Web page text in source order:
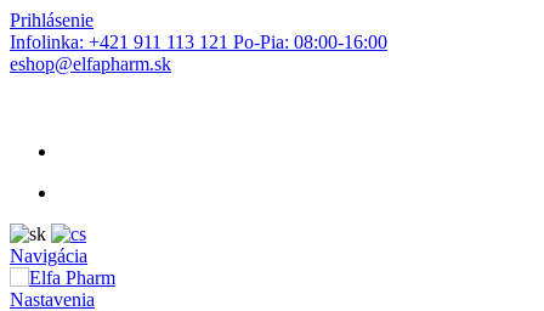
Prihlásenie
Infolinka: +421 911 113 121 Po-Pia: 08:00-16:00
eshop@elfapharm.sk
Navigácia
Nastavenia